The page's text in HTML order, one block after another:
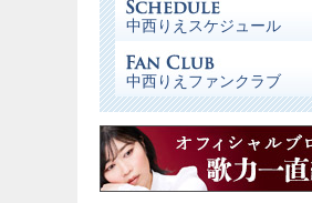
中西りえスケジュール
中西りえファンクラブ